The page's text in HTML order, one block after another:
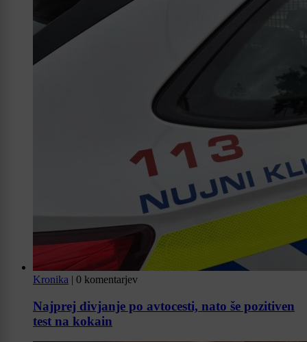
Kronika | 0 komentarjev
Najprej divjanje po avtocesti, nato še pozitiven
test na kokain